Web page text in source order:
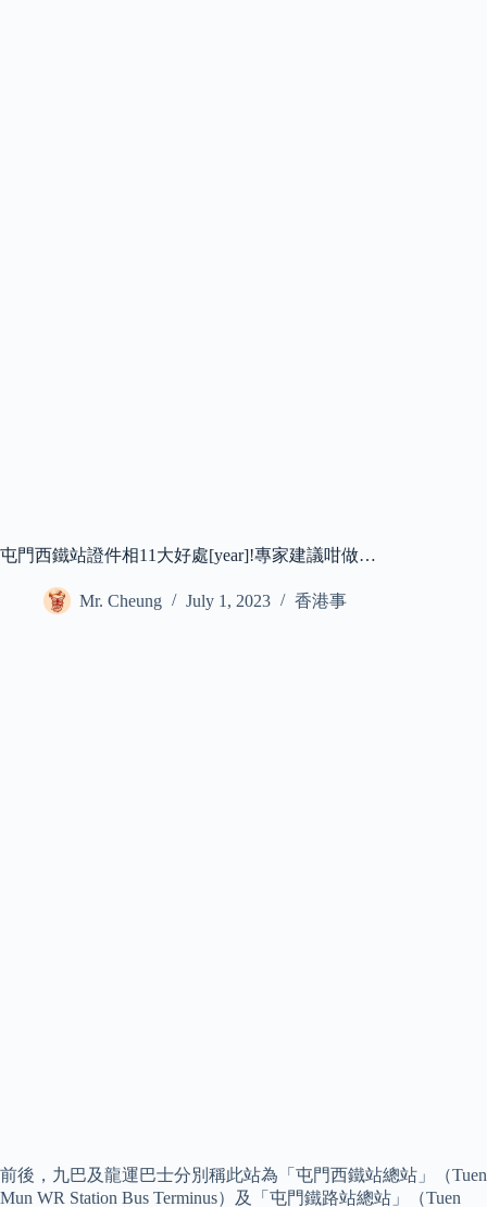
屯門西鐵站證件相11大好處[year]!專家建議咁做…
Mr. Cheung July 1, 2023 香港事
前後，九巴及龍運巴士分別稱此站為「屯門西鐵站總站」（Tuen
Mun WR Station Bus Terminus）及「屯門鐵路站總站」（Tuen